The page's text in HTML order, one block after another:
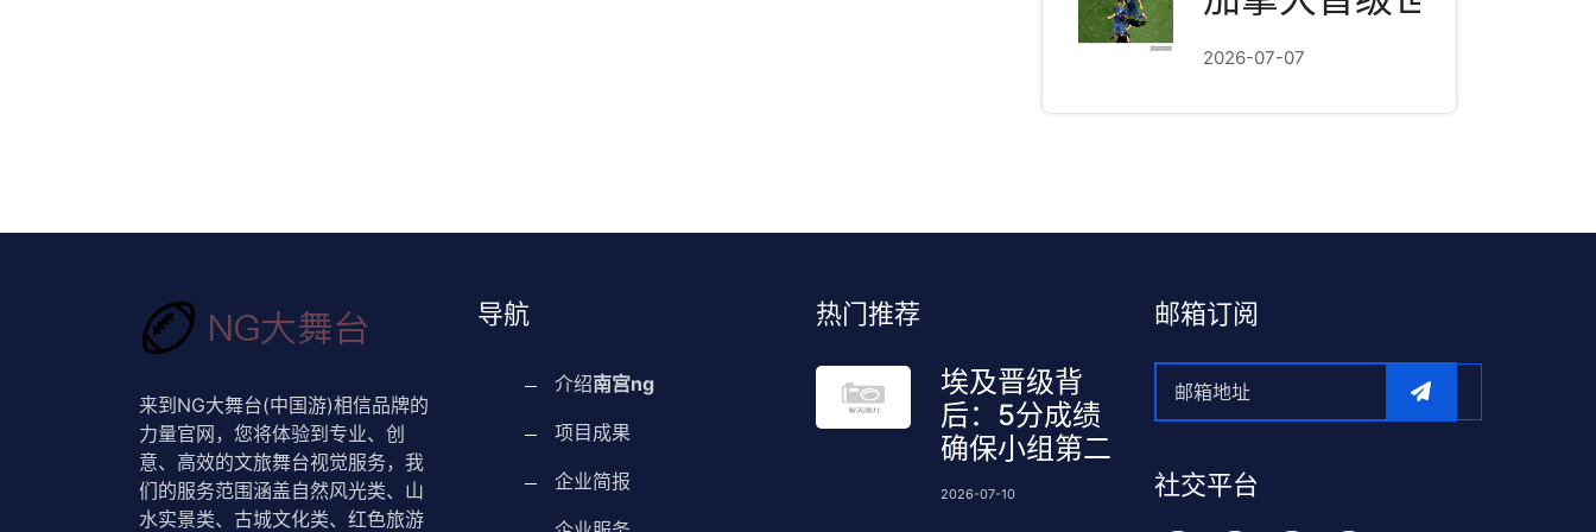
2026-07-07
来到NG大舞台(中国游)相信品牌的
力量官网，您将体验到专业、创
意、高效的文旅舞台视觉服务，我
们的服务范围涵盖自然风光类、山
水实景类、古城文化类、红色旅游
导航
介绍南宫ng
项目成果
企业简报
热门推荐
埃及晋级背
后：5分成绩
确保小组第二
2026-07-10
邮箱订阅
社交平台